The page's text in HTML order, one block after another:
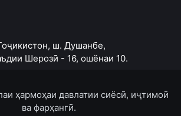
ш. Душанбе,
Шерозӣ - 16, ошёнаи 10.
ҳармоҳаи давлатии сиёсӣ, иҷтимоӣ
ва фарҳангӣ.